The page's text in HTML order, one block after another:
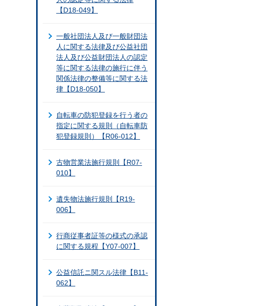
【D18-049】
一般社団法人及び一般財団法
人に関する法律及び公益社団
法人及び公益財団法人の認定
等に関する法律の施行に伴う
関係法律の整備等に関する法
律【D18-050】
自転車の防犯登録を行う者の
指定に関する規則（自転車防
犯登録規則）【R06-012】
古物営業法施行規則【R07-
010】
遺失物法施行規則【R19-
006】
行商従事者証等の様式の承認
に関する規程【Y07-007】
公益信託ニ関スル法律【B11-
062】